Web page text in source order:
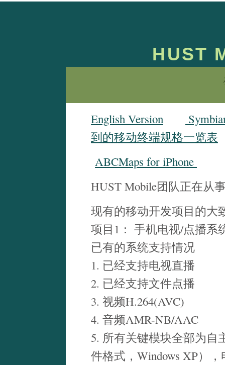
HUST
English Version
到的移动终端规格一览表
ABCMaps for iPhone
HUST Mobile团队正在从
现有的移动开发项目的大
项目1： 手机电视/点播系
已有的系统支持情况
1. 已经支持电视直播
2. 已经支持文件点播
3. 视频H.264(AVC)
4. 音频AMR-NB/AAC
5. 所有关键模块全部为自
件格式，Windows XP）